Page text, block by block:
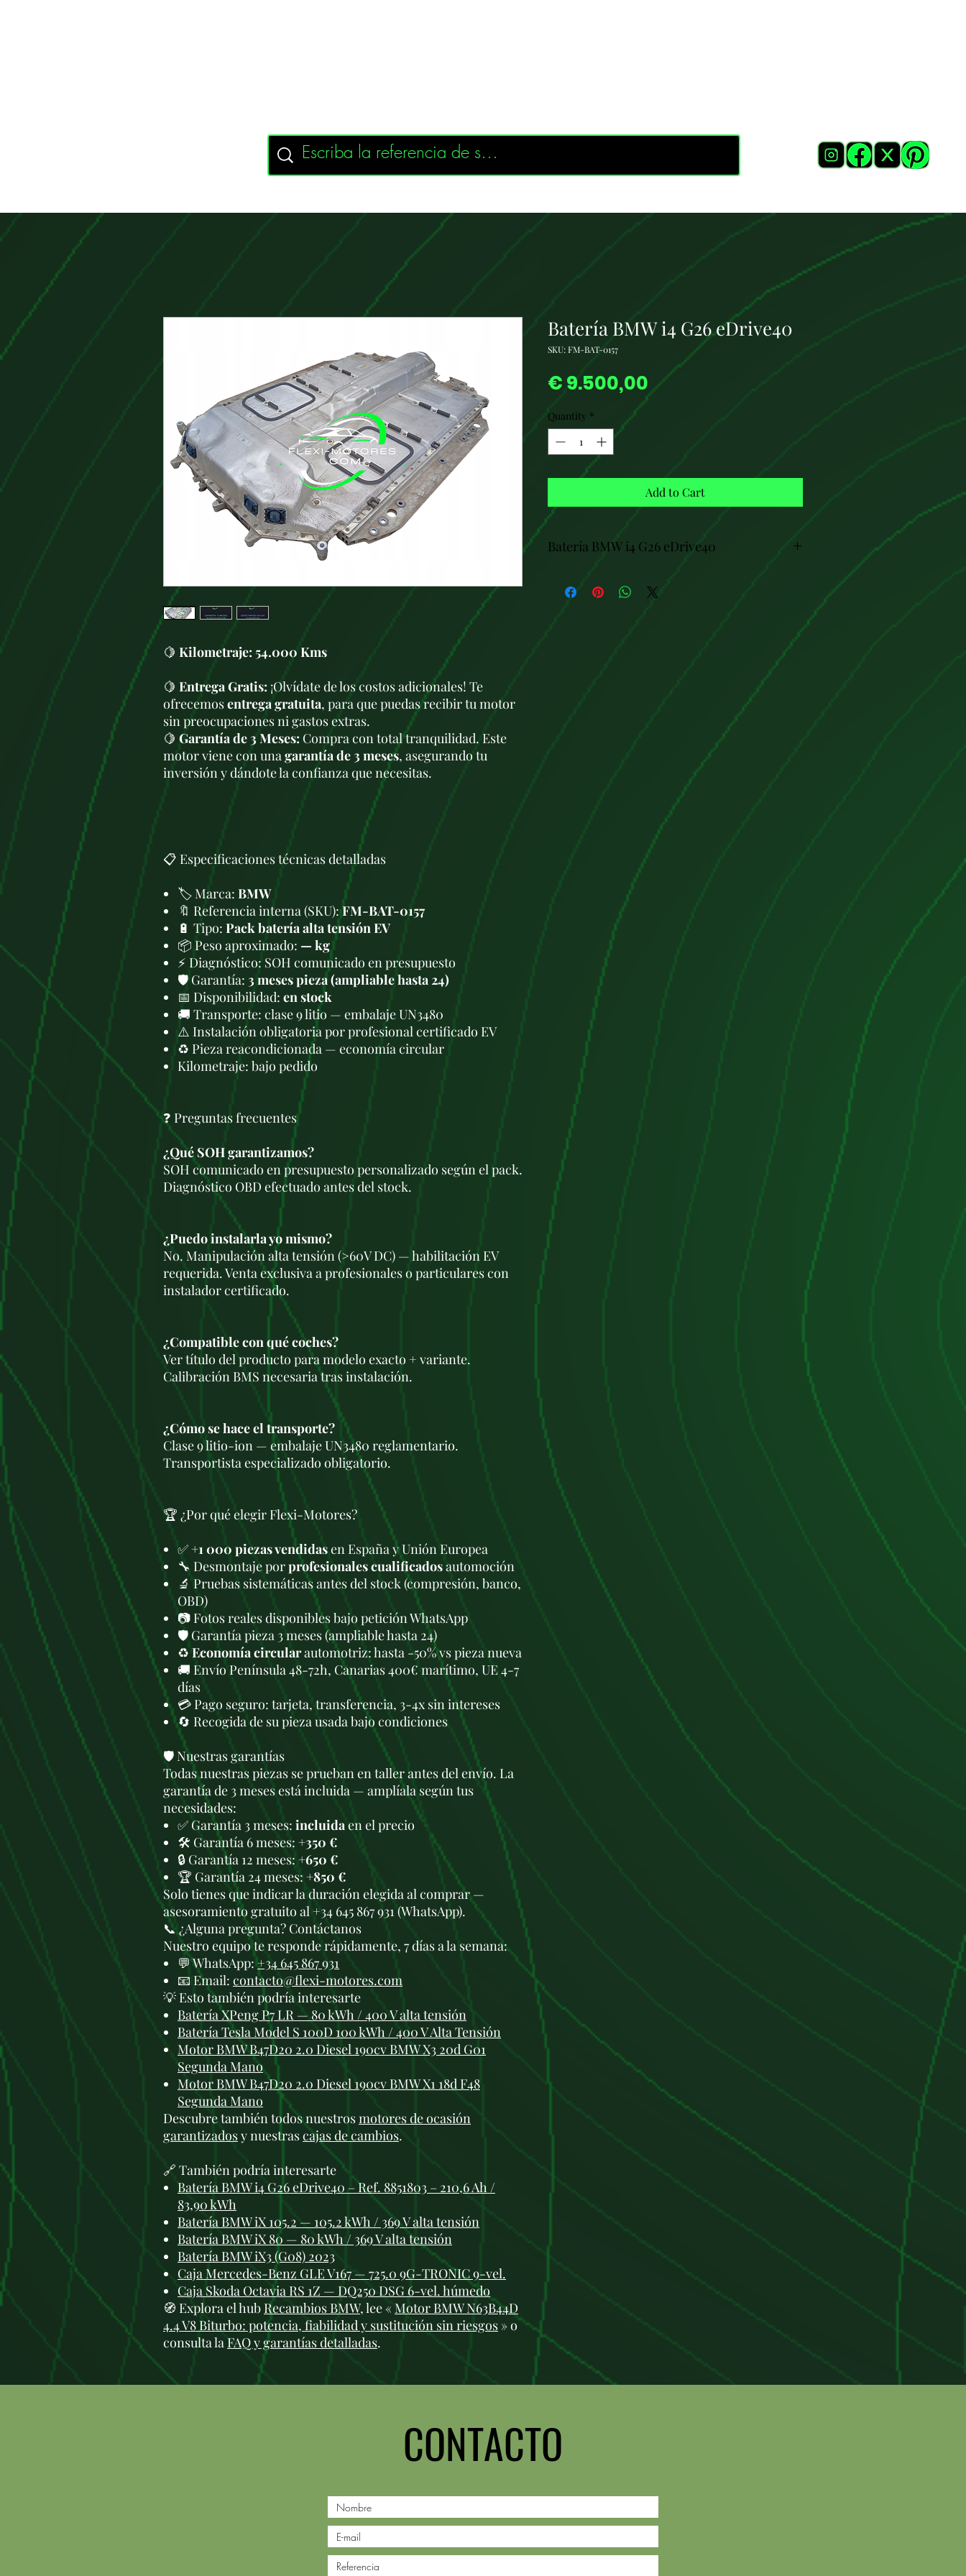
🍋 Kilometraje: 54.000 Kms
🍋 Entrega Gratis: ¡Olvídate de los costos adicionales! Te
ofrecemosentrega gratuita, para que puedas recibir tu motor
sin preocupaciones ni gastos extras.
🍋 Garantía de 3 Meses: Compra con total tranquilidad. Este
motor viene con unagarantía de 3 meses, asegurando tu
inversión y dándote la confianza que necesitas.
📋 Especificaciones técnicas detalladas
🏷️ Marca: BMW
🔖 Referencia interna (SKU):FM-BAT-0157
🔋 Tipo: Pack batería alta tensión EV
📦 Peso aproximado: — kg
⚡ Diagnóstico: SOH comunicado en presupuesto
🛡️ Garantía: 3 meses pieza (ampliable hasta 24)
📅 Disponibilidad: en stock
🚚 Transporte: clase 9 litio — embalaje UN3480
⚠️ Instalación obligatoria por profesional certificado EV
♻️ Pieza reacondicionada — economía circular
Kilometraje: bajo pedido
❓ Preguntas frecuentes
¿Qué SOH garantizamos?
SOH comunicado en presupuesto personalizado según el pack.
Diagnóstico OBD efectuado antes del stock.
¿Puedo instalarla yo mismo?
No. Manipulación alta tensión (>60V DC) — habilitación EV
requerida. Venta exclusiva a profesionales o particulares con
instalador certificado.
¿Compatible con qué coches?
Ver título del producto para modelo exacto + variante.
Calibración BMS necesaria tras instalación.
¿Cómo se hace el transporte?
Clase 9 litio-ion — embalaje UN3480 reglamentario.
Transportista especializado obligatorio.
🏆 ¿Por qué elegir Flexi-Motores?
✅+1 000 piezas vendidasen España y Unión Europea
🔧 Desmontaje porprofesionales cualificadosautomoción
🔬 Pruebas sistemáticas antes del stock (compresión, banco,
OBD)
📷 Fotos reales disponibles bajo petición WhatsApp
🛡️ Garantía pieza 3 meses (ampliable hasta 24)
♻️Economía circularautomotriz: hasta -50% vs pieza nueva
🚚 Envío Península 48-72h, Canarias 400€ marítimo, UE 4-7
días
💳 Pago seguro: tarjeta, transferencia, 3-4x sin intereses
🔄 Recogida de su pieza usada bajo condiciones
🛡️ Nuestras garantías
Todas nuestras piezas se prueban en taller antes del envío. La
garantía de 3 meses está incluida — amplíala según tus
necesidades:
✅ Garantía 3 meses: incluidaen el precio
🛠️ Garantía 6 meses: +350 €
🔒 Garantía 12 meses: +650 €
🏆 Garantía 24 meses: +850 €
Solo tienes que indicar la duración elegida al comprar —
asesoramiento gratuito al +34 645 867 931 (WhatsApp).
📞 ¿Alguna pregunta? Contáctanos
Nuestro equipo te responde rápidamente, 7 días a la semana:
💬 WhatsApp:+34 645 867 931
📧 Email: contacto@flexi-motores.com
💡 Esto también podría interesarte
Batería XPeng P7 LR — 80 kWh / 400 V alta tensión
Batería Tesla Model S 100D 100 kWh / 400 V Alta Tensión
Motor BMW B47D20 2.0 Diesel 190cv BMW X3 20d G01
Segunda Mano
Motor BMW B47D20 2.0 Diesel 190cv BMW X1 18d F48
Segunda Mano
Descubre también todos nuestrosmotores de ocasión
garantizadosy nuestrascajas de cambios.
🔗 También podría interesarte
Batería BMW i4 G26 eDrive40 – Ref. 8851803 – 210,6 Ah /
83,90 kWh
Batería BMW iX 105.2 — 105.2 kWh / 369 V alta tensión
Batería BMW iX 80 — 80 kWh / 369 V alta tensión
Batería BMW iX3 (G08) 2023
Caja Mercedes-Benz GLE V167 — 725.0 9G-TRONIC 9-vel.
Caja Skoda Octavia RS 1Z — DQ250 DSG 6-vel. húmedo
🧭 Explora el hub Recambios BMW, lee « Motor BMW N63B44D
4.4 V8 Biturbo: potencia, fiabilidad y sustitución sin riesgos » o
consulta laFAQ y garantías detalladas.
Batería BMW i4 G26 eDrive40
SKU: FM-BAT-0157
€ 9.500,00 Price
Quantity *
Add to Cart
Batería BMW i4 G26 eDrive40
La batería del BMW i4 G26 eDrive40 es de tecnología
ión-litio y tiene una capacidad bruta de 83,9 kWh,
con una capacidad neta (utilizable) de 80,7 kWh. Su
vehículo, lo que contribuye a un centro de gravedad
bajo y una mejor estabilidad en la conducción.
En cuanto al rendimiento, el vehículo ofrece una
autonomía según el ciclo WLTP de entre 493 y 590
km, dependiendo de las condiciones y del uso del
vehículo. Su consumo de energía varía entre 16,1 y
19,1 kWh/100 km. En términos de carga, soporta una
potencia máxima de carga en corriente alterna (AC)
de 11 kW y en corriente continua (DC) de hasta 205
kW, lo que permite cargar del 10% al 80% en unos 30
minutos con un cargador rápido
CONTACTO